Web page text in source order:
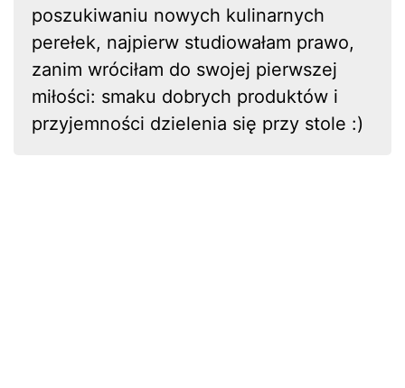
poszukiwaniu nowych kulinarnych
perełek, najpierw studiowałam prawo,
zanim wróciłam do swojej pierwszej
miłości: smaku dobrych produktów i
przyjemności dzielenia się przy stole :)